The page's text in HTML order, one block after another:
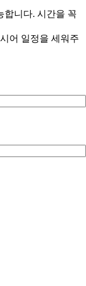
합니다. 시간을 꼭
어 일정을 세워주